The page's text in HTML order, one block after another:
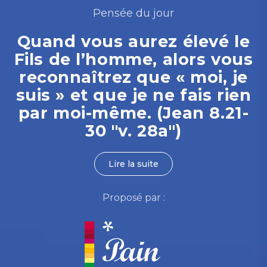
Pensée du jour
Quand vous aurez élevé le
Fils de l’homme, alors vous
reconnaîtrez que « moi, je
suis » et que je ne fais rien
par moi-même. (Jean 8.21-
30 "v. 28a")
Lire la suite
Proposé par :